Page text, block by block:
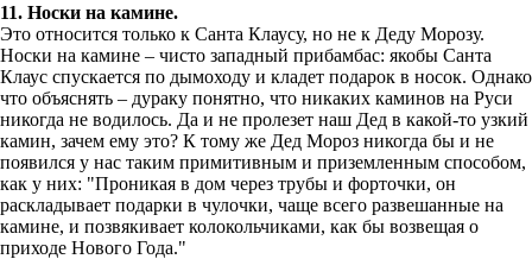
11. Носки на камине.
Это относится только к Санта Клаусу, но не к Деду Морозу.
Носки на камине – чисто западный прибамбас: якобы Санта
Клаус спускается по дымоходу и кладет подарок в носок. Однако
что объяснять – дураку понятно, что никаких каминов на Руси
никогда не водилось. Да и не пролезет наш Дед в какой-то узкий
камин, зачем ему это? К тому же Дед Мороз никогда бы и не
появился у нас таким примитивным и приземленным способом,
как у них: "Проникая в дом через трубы и форточки, он
раскладывает подарки в чулочки, чаще всего развешанные на
камине, и позвякивает колокольчиками, как бы возвещая о
приходе Нового Года."